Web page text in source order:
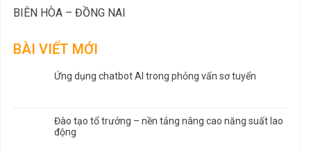
BIÊN HÒA – ĐỒNG NAI
BÀI VIẾT MỚI
Ứng dụng chatbot AI trong phỏng vấn sơ tuyển
Đào tạo tổ trưởng – nền tảng nâng cao năng suất lao
động